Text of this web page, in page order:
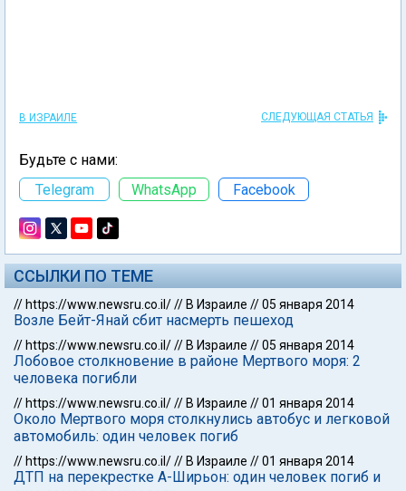
В ИЗРАИЛЕ СЛЕДУЮЩАЯ СТАТЬЯ
Будьте с нами:
Telegram
WhatsApp Facebook
ССЫЛКИ ПО ТЕМЕ
// https://www.newsru.co.il/// В Израиле //05 января 2014
Возле Бейт-Янай сбит насмерть пешеход
// https://www.newsru.co.il/// В Израиле //05 января 2014
Лобовое столкновение в районе Мертвого моря: 2
человека погибли
// https://www.newsru.co.il/// В Израиле //01 января 2014
Около Мертвого моря столкнулись автобус и легковой
автомобиль: один человек погиб
// https://www.newsru.co.il/// В Израиле //01 января 2014
ДТП на перекрестке А-Ширьон: один человек погиб и